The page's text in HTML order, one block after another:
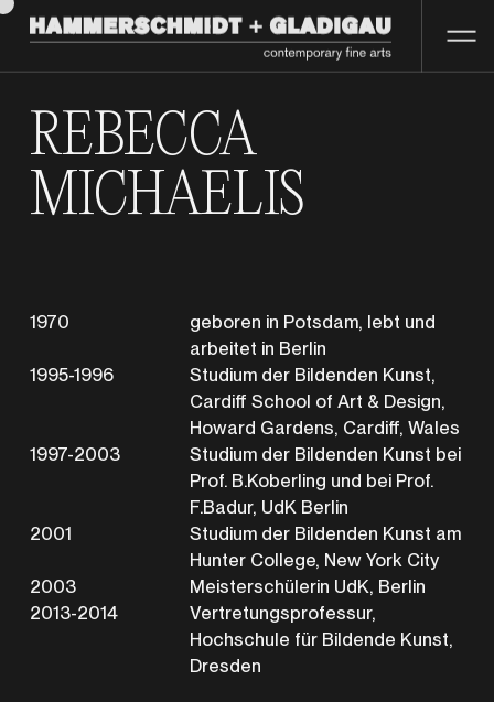
REBECCA
MICHAELIS
1970
geboren in Potsdam, lebt und
arbeitet in Berlin
1995-1996
Studium der Bildenden Kunst,
Cardiff School of Art & Design,
Howard Gardens, Cardiff, Wales
1997-2003
Studium der Bildenden Kunst bei
Prof. B.Koberling und bei Prof.
F.Badur, UdK Berlin
2001
Studium der Bildenden Kunst am
Hunter College, New York City
2003
Meisterschülerin UdK, Berlin
2013-2014
Vertretungsprofessur,
Hochschule für Bildende Kunst,
Dresden